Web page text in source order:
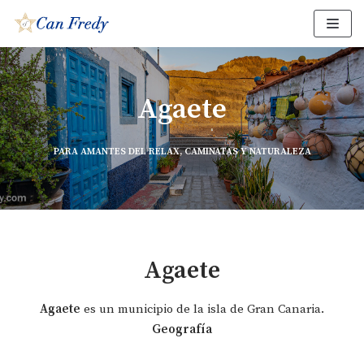
Saltar
contenido
Agaete
PARA AMANTES DEL RELAX, CAMINATAS Y NATURALEZA
Agaete
Agaete es un municipio de la isla de Gran Canaria.
Geografía